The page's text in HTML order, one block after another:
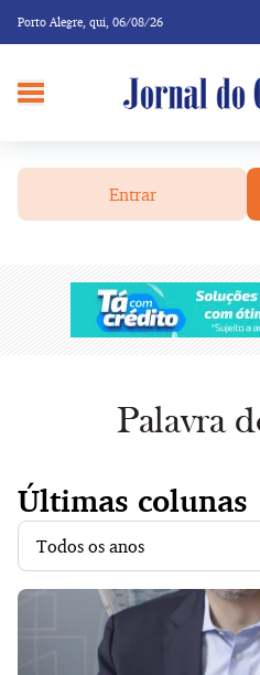
Porto Alegre, qui, 06/08/26
Entrar
Últimas colunas